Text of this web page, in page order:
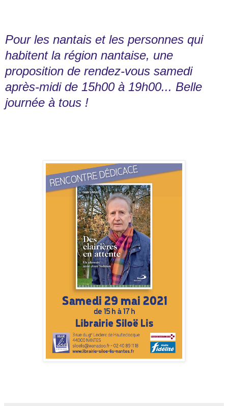
Pour les nantais et les personnes qui
habitent la région nantaise, une
proposition de rendez-vous samedi
après-midi de 15h00 à 19h00... Belle
journée à tous !